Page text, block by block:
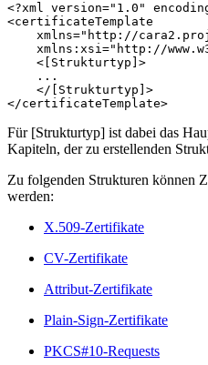
<?xml version="1.0"
<certificateTemplate
xmlns="http://
xmlns:xsi="http://
    <[Strukturtyp]>
    ...
    </[Strukturtyp]>
</certificateTemplate>
Für [Strukturtyp] ist dabei das
Kapiteln, der zu erstellenden
Zu folgenden Strukturen können
werden:
X.509-Zertifikate
CV-Zertifikate
Attribut-Zertifikate
Plain-Sign-Zertifikate
PKCS#10-Requests